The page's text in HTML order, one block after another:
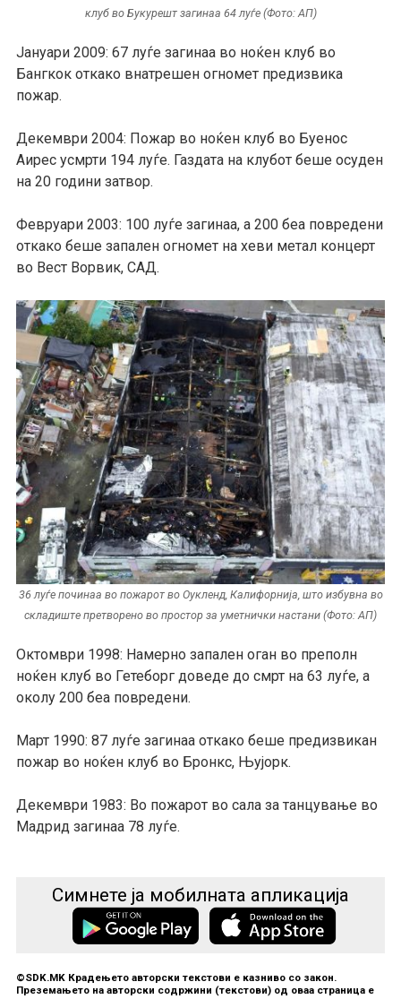
клуб во Букурешт загинаа 64 луѓе (Фото: АП)
Јануари 2009: 67 луѓе загинаа во ноќен клуб во
Бангкок откако внатрешен огномет предизвика
пожар.
Декември 2004: Пожар во ноќен клуб во Буенос
Аирес усмрти 194 луѓе. Газдата на клубот беше осуден
на 20 години затвор.
Февруари 2003: 100 луѓе загинаа, а 200 беа повредени
откако беше запален огномет на хеви метал концерт
во Вест Ворвик, САД.
36 луѓе починаа во пожарот во Оукленд, Калифорнија, што избувна во
складиште претворено во простор за уметнички настани (Фото: АП)
Октомври 1998: Намерно запален оган во преполн
ноќен клуб во Гетеборг доведе до смрт на 63 луѓе, а
околу 200 беа повредени.
Март 1990: 87 луѓе загинаа откако беше предизвикан
пожар во ноќен клуб во Бронкс, Њујорк.
Декември 1983: Во пожарот во сала за танцување во
Мадрид загинаа 78 луѓе.
Симнете ја мобилната апликација
©SDK.MK Крадењето авторски текстови е казниво со закон.
Преземањето на авторски содржини (текстови) од оваа страница е